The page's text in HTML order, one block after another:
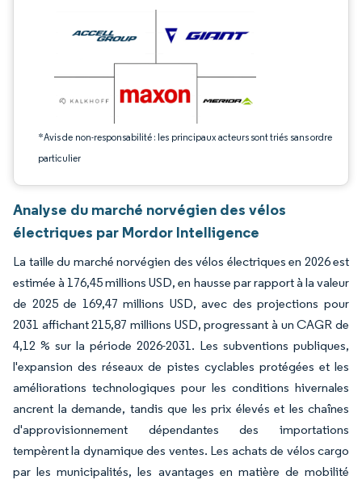
*Avis de non-responsabilité : les principaux acteurs sont triés sans ordre
particulier
Analyse du marché norvégien des vélos
électriques par Mordor Intelligence
La taille du marché norvégien des vélos électriques en 2026 est
estimée à 176,45 millions USD, en hausse par rapport à la valeur
de 2025 de 169,47 millions USD, avec des projections pour
2031 affichant 215,87 millions USD, progressant à un CAGR de
4,12 % sur la période 2026-2031. Les subventions publiques,
l'expansion des réseaux de pistes cyclables protégées et les
améliorations technologiques pour les conditions hivernales
ancrent la demande, tandis que les prix élevés et les chaînes
d'approvisionnement dépendantes des importations
tempèrent la dynamique des ventes. Les achats de vélos cargo
par les municipalités, les avantages en matière de mobilité